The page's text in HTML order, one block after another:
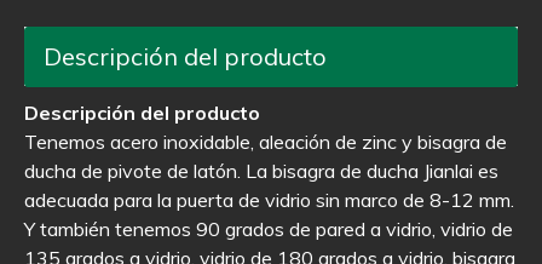
Descripción del producto
Descripción del producto
Tenemos acero inoxidable, aleación de zinc y bisagra de
ducha de pivote de latón. La bisagra de ducha Jianlai es
adecuada para la puerta de vidrio sin marco de 8-12 mm.
Y también tenemos 90 grados de pared a vidrio, vidrio de
135 grados a vidrio, vidrio de 180 grados a vidrio, bisagra